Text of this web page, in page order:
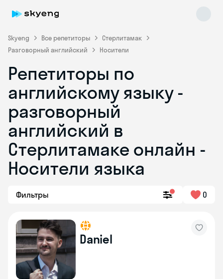
Skyeng Все репетиторы
Стерлитамак
Разговорный английский
Носители
Репетиторы по
английскому языку -
разговорный
английский в
Стерлитамаке онлайн -
Носители языка
Фильтры 0
Daniel
Skyeng Chat